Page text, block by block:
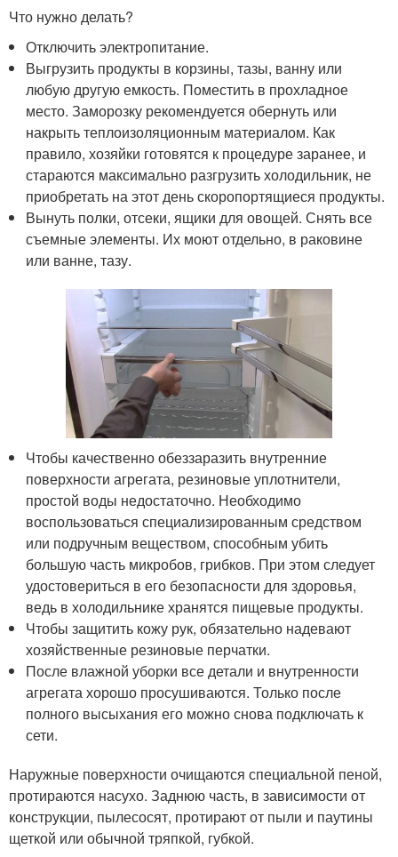
Что нужно делать?
Отключить электропитание.
Выгрузить продукты в корзины, тазы, ванну или
любую другую емкость. Поместить в прохладное
место. Заморозку рекомендуется обернуть или
накрыть теплоизоляционным материалом. Как
правило, хозяйки готовятся к процедуре заранее, и
стараются максимально разгрузить холодильник, не
приобретать на этот день скоропортящиеся продукты.
Вынуть полки, отсеки, ящики для овощей. Снять все
съемные элементы. Их моют отдельно, в раковине
или ванне, тазу.
Чтобы качественно обеззаразить внутренние
поверхности агрегата, резиновые уплотнители,
простой воды недостаточно. Необходимо
воспользоваться специализированным средством
или подручным веществом, способным убить
большую часть микробов, грибков. При этом следует
удостовериться в его безопасности для здоровья,
ведь в холодильнике хранятся пищевые продукты.
Чтобы защитить кожу рук, обязательно надевают
хозяйственные резиновые перчатки.
После влажной уборки все детали и внутренности
агрегата хорошо просушиваются. Только после
полного высыхания его можно снова подключать к
сети.
Наружные поверхности очищаются специальной пеной,
протираются насухо. Заднюю часть, в зависимости от
конструкции, пылесосят, протирают от пыли и паутины
щеткой или обычной тряпкой, губкой.